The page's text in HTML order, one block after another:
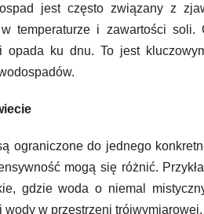
jest często związany z
temperaturze i zawartości
ku dnu. To jest
ograniczone do jednego
mogą się różnić.
gdzie woda o niemal
w przestrzeni trójwymiarowej.